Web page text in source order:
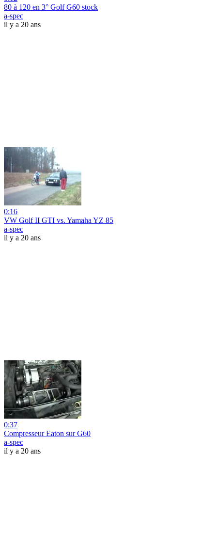
80 à 120 en 3° Golf G60 stock
a-spec
il y a 20 ans
0:16
VW Golf II GTI vs. Yamaha YZ 85
a-spec
il y a 20 ans
0:37
Compresseur Eaton sur G60
a-spec
il y a 20 ans